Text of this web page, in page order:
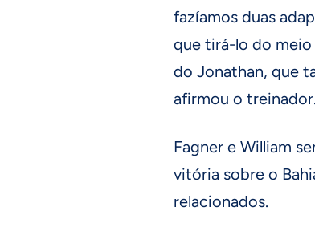
fazíamos duas
que tirá-lo do meio
do Jonathan, que
afirmou o
Fagner e William
vitória sobre o
relacionados.